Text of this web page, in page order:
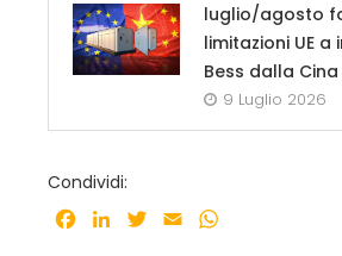
luglio/agosto
limitazioni UE a
Bess dalla Cina
9 Luglio 2026
Condividi:
Facebook
LinkedInTwitter
Email